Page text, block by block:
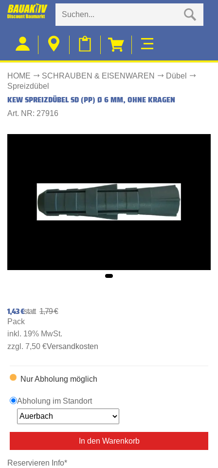
HOME SCHRAUBEN & EISENWAREN
Dübel
Spreizdübel
KEW SPREIZDÜBEL SD (PP) Ø 6 MM, OHNE KRAGEN
Art. NR: 27916
1,79 €
1,43 €
Pack
inkl. 19% MwSt.
zzgl. 7,50 €Versandkosten
Nur Abholung möglich
Abholung im Standort
In den Warenkorb
Reservieren Info*